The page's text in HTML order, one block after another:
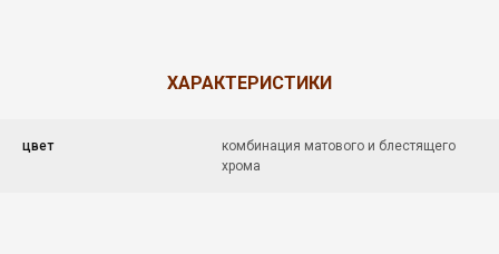
ХАРАКТЕРИСТИКИ
цвет
комбинация матового и блестящего
хрома